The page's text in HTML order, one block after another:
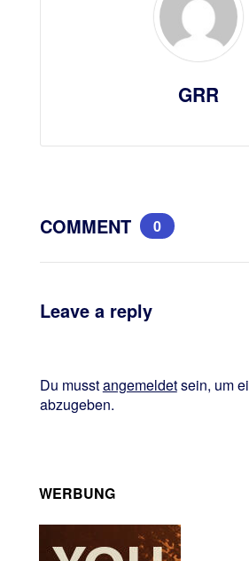
GRR
COMMENT 0
Leave a reply
Du musstangemeldetsein, um
abzugeben.
WERBUNG